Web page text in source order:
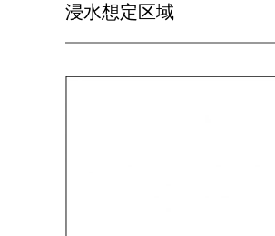
浸水想定区域